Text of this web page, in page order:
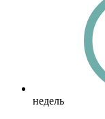
недель